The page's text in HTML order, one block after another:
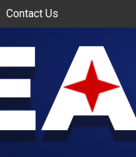
Contact Us